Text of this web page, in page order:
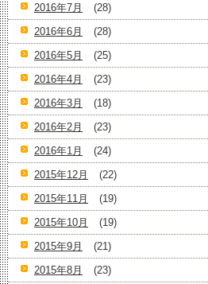
2016年7月
(28)
2016年6月
(28)
2016年5月
(25)
2016年4月
(23)
2016年3月
(18)
2016年2月
(23)
2016年1月
(24)
2015年12月
(22)
2015年11月
(19)
2015年10月
(19)
2015年9月
(21)
2015年8月
(23)